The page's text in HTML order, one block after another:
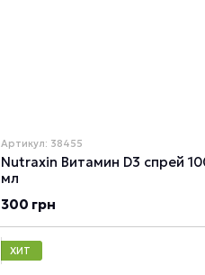
Артикул: 38455
Nutraxin Витамин D3 спрей
мл
300 грн
ХИТ